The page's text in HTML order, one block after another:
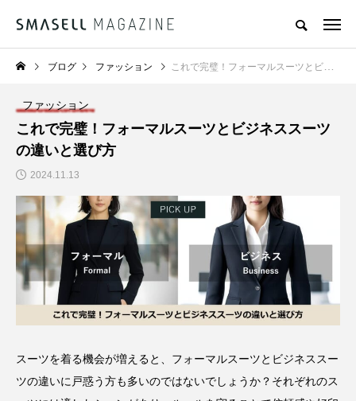
ブログ ファッション これで完璧！フォーマルスーツとビジネススーツの違いと選び方
ファッション
これで完璧！フォーマルスーツとビジネススーツ
の違いと選び方
2024.11.13
スーツを着る機会が増えると、フォーマルスーツとビジネススー
ツの違いに戸惑う方も多いのではないでしょうか？それぞれのス